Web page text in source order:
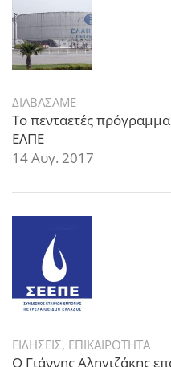
ΔΙΑΒΑΣΑΜΕ
Το πενταετές
ΕΛΠΕ
14 Αυγ. 2017
ΕΙΔΗΣΕΙΣ, ΕΠΙΚΑΙΡΟΤΗΤΑ
Ο Γιάννης Αληγιζάκης